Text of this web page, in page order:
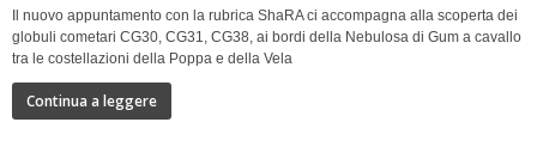
Il nuovo appuntamento con la rubrica ShaRA ci accompagna alla scoperta dei
globuli cometari CG30, CG31, CG38, ai bordi della Nebulosa di Gum a cavallo
tra le costellazioni della Poppa e della Vela
Continua a leggere